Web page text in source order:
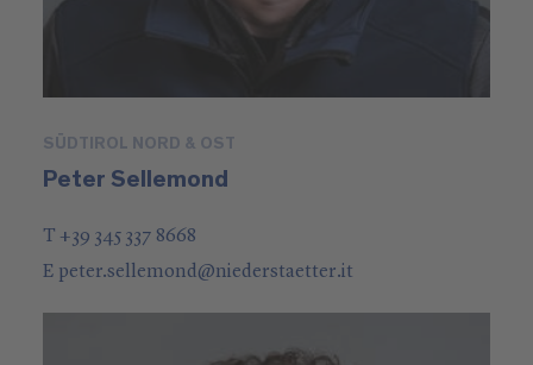
SÜDTIROL NORD & OST
Peter Sellemond
T +39 345 337 8668
E peter.sellemond@niederstaetter.it